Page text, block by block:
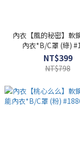
內衣【風的秘密】軟
內衣*B/C罩 (綠)
NT$399
NT$798